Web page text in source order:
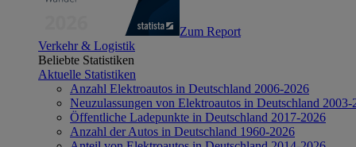
Zum Report
Verkehr & Logistik
Beliebte Statistiken
Aktuelle Statistiken
Anzahl Elektroautos in Deutschland 2006-2026
Neuzulassungen von Elektroautos in Deutschland 2003-
Öffentliche Ladepunkte in Deutschland 2017-2026
Anzahl der Autos in Deutschland 1960-2026